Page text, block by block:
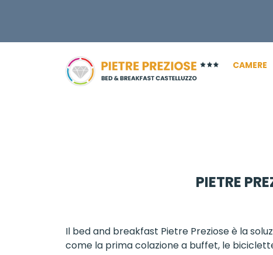
CAMERE
PIETRE
Il bed and breakfast Pietre Preziose è la
come la prima colazione a buffet, le